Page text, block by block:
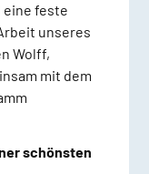
feste
unseres
Wolff,
mit dem
schönsten